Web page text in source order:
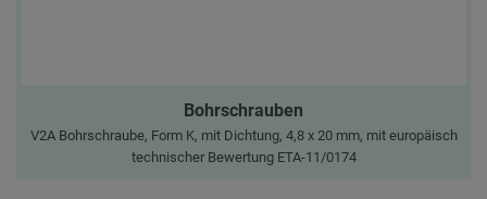
Bohrschrauben
V2A Bohrschraube, Form K, mit Dichtung, 4,8 x 20 mm, mit europäisch
technischer Bewertung ETA-11/0174